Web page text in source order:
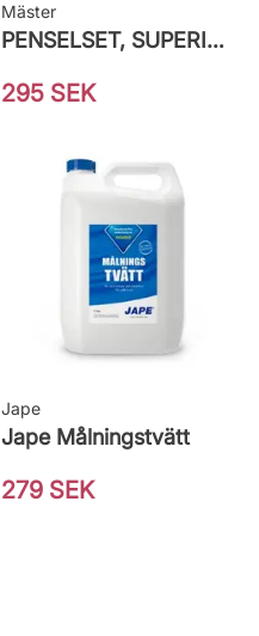
Mäster
PENSELSET, SUPERIOR MÅLA FASAD
295 SEK
Jape
Jape Målningstvätt
279 SEK